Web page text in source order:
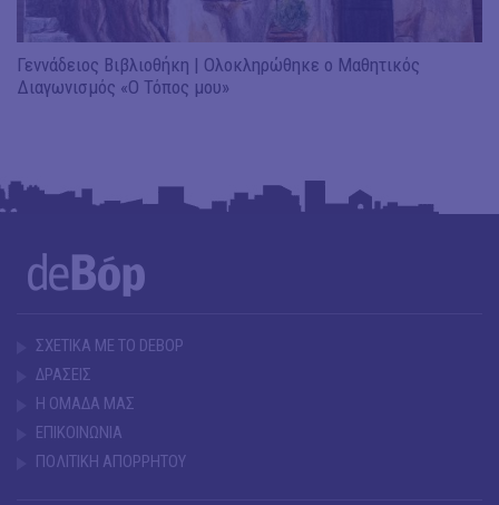
Γεννάδειος Βιβλιοθήκη | Ολοκληρώθηκε ο Μαθητικός
Διαγωνισμός «Ο Τόπος μου»
ΣΧΕΤΙΚΑ ΜΕ ΤΟ DEBOP
ΔΡΑΣΕΙΣ
Η ΟΜΑΔΑ ΜΑΣ
ΕΠΙΚΟΙΝΩΝΙΑ
ΠΟΛΙΤΙΚΗ ΑΠΟΡΡΗΤΟΥ